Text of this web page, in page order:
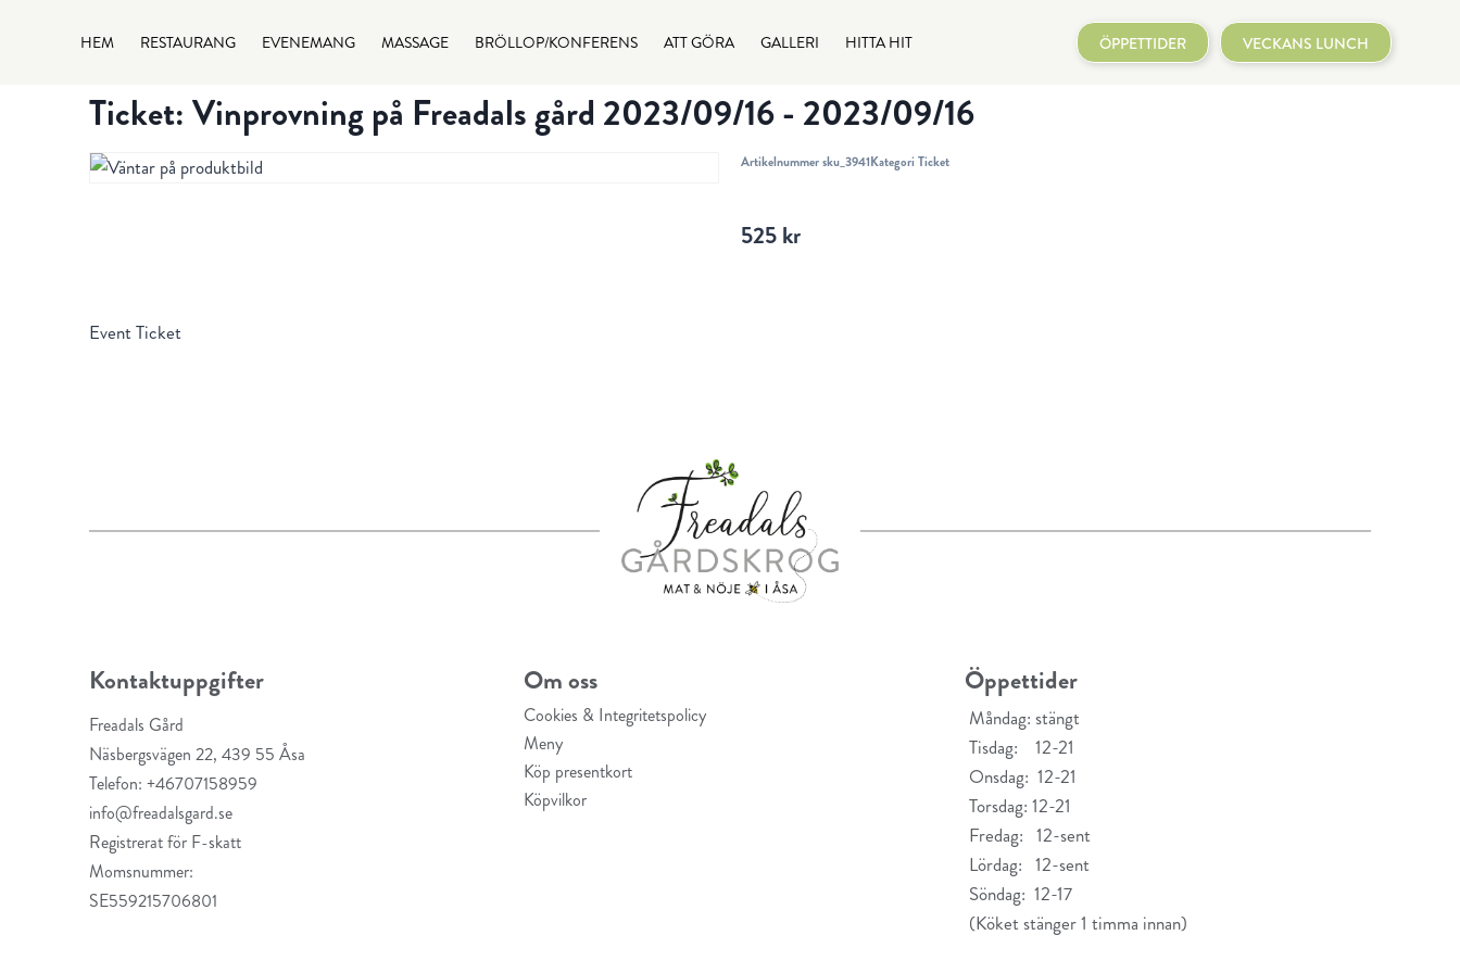
HEM RESTAURANG EVENEMANG MASSAGE BRÖLLOP/KONFERENS ATT GÖRA GALLERI HITTA HIT ÖPPETTIDER VECKANS LUNCH
Ticket: Vinprovning på Freadals gård 2023/09/16 - 2023/09/16
Artikelnummersku_3941Kategori Ticket
525 kr
Event Ticket
Kontaktuppgifter
Freadals Gård
Näsbergsvägen 22, 439 55 Åsa
Telefon: +46707158959
info@freadalsgard.se
Registrerat för F-skatt
Momsnummer:
SE559215706801
Om oss
Cookies & Integritetspolicy
Meny
Köp presentkort
Köpvilkor
Öppettider
Måndag: stängt
Tisdag: 12-21
Onsdag: 12-21
Torsdag: 12-21
Fredag: 12-sent
Lördag: 12-sent
Söndag: 12-17
(Köket stänger 1 timma innan)